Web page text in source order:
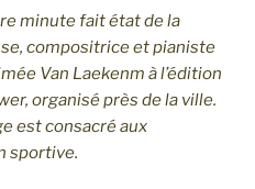
minute fait état de la
compositrice et pianiste
Van Laekenm à l’édition
organisé près de la ville.
est consacré aux
sportive.